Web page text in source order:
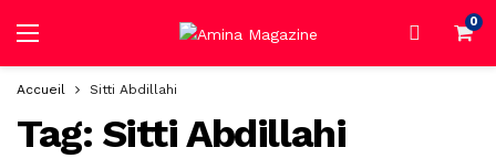
0
Accueil Sitti Abdillahi
Tag: Sitti Abdillahi